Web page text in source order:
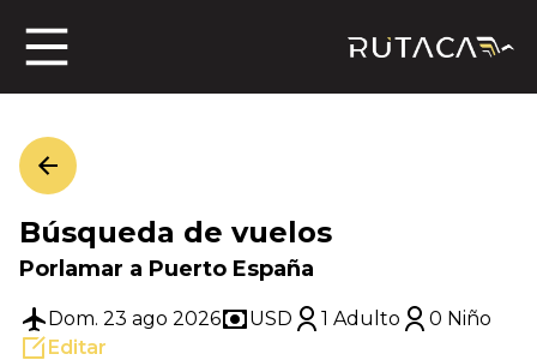
Búsqueda de vuelos
Porlamar a Puerto España
Dom. 23 ago 2026 USD 1 Adulto
0 Niño
Editar